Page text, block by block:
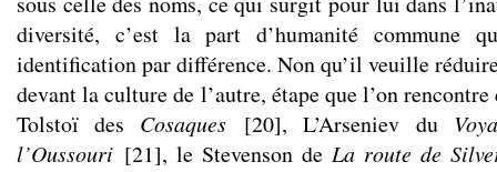
diversité, c’est la part d’humanité commune
identification par différence. Non qu’il veuille
devant la culture de l’autre, étape que l’on
Tolstoï des Cosaques [20], L’Arseniev du
l’Oussouri [21], le Stevenson de La route de